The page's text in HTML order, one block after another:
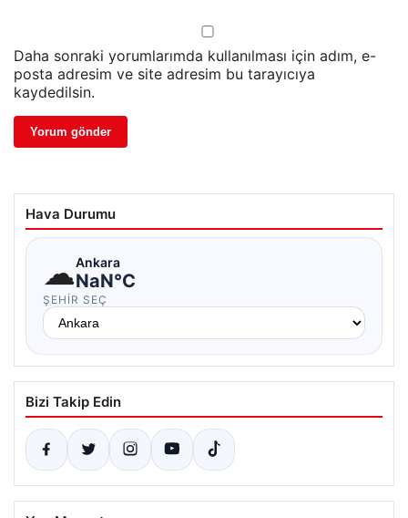
Daha sonraki yorumlarımda kullanılması için adım, e-
posta adresim ve site adresim bu tarayıcıya
kaydedilsin.
Hava Durumu
☁Ankara
NaN°C
ŞEHIR SEÇ
Bizi Takip Edin